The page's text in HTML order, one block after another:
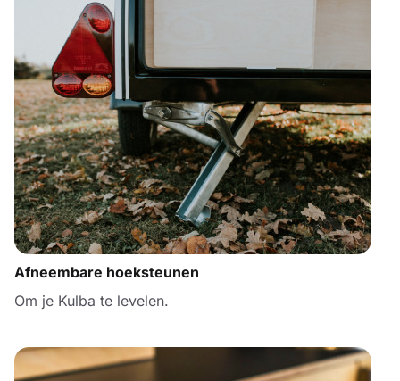
Afneembare hoeksteunen
Om je Kulba te levelen.